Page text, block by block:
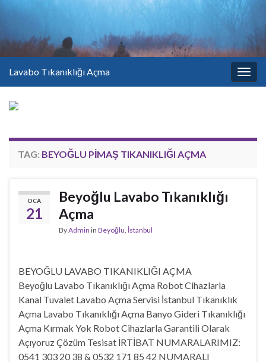
Lavabo Tıkanıklığı Açma
TAG: BEYOĞLU PIMAŞ TIKANIKLIĞI AÇMA
OCA
21
Beyoğlu Lavabo Tıkanıklığı
Açma
ByAdmin in Beyoğlu İstanbul
BEYOĞLU LAVABO TIKANIKLIĞI AÇMA
Beyoğlu Lavabo Tıkanıklığı Açma Robot Cihazlarla
Kanal Tuvalet Lavabo Açma Servisi İstanbul Tıkanıklık
Açma Lavabo Tıkanıklığı Açma Banyo Gideri Tıkanıklığı
Açma Kırmak Yok Robot Cihazlarla Garantili Olarak
Açıyoruz Çözüm Tesisat İRTİBAT NUMARALARIMIZ:
0541 303 20 38 & 0532 171 85 42 NUMARALI